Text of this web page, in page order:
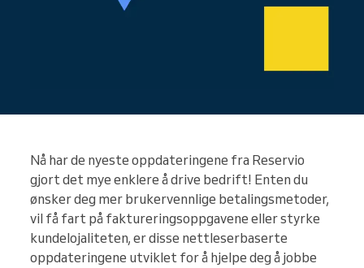
Nå har de nyeste oppdateringene fra Reservio
gjort det mye enklere å drive bedrift! Enten du
ønsker deg mer brukervennlige betalingsmetoder,
vil få fart på faktureringsoppgavene eller styrke
kundelojaliteten, er disse nettleserbaserte
oppdateringene utviklet for å hjelpe deg å jobbe